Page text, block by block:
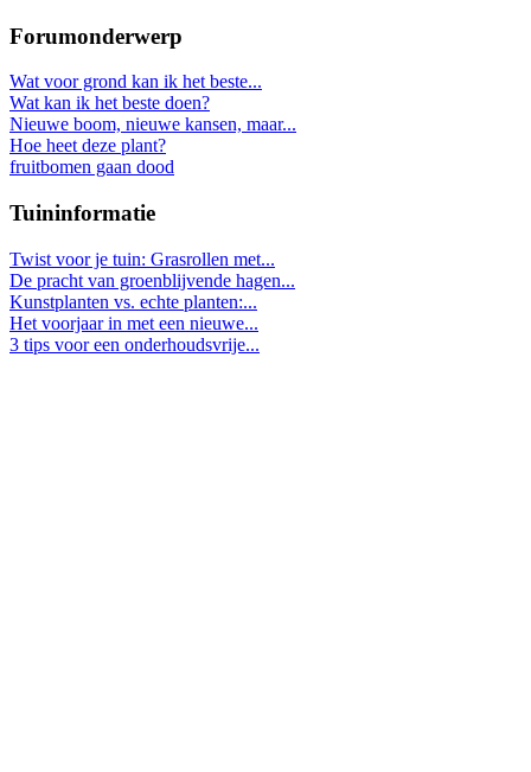
Forumonderwerp
Wat voor grond kan ik het beste...
Wat kan ik het beste doen?
Nieuwe boom, nieuwe kansen, maar...
Hoe heet deze plant?
fruitbomen gaan dood
Tuininformatie
Twist voor je tuin: Grasrollen met...
De pracht van groenblijvende hagen...
Kunstplanten vs. echte planten:...
Het voorjaar in met een nieuwe...
3 tips voor een onderhoudsvrije...